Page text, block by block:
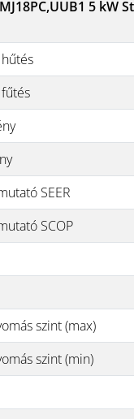
5
SEER
SCOP
szint (max)
szint (min)